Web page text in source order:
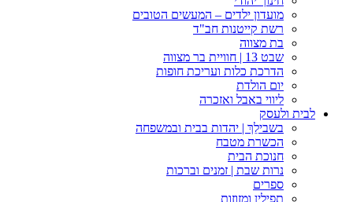
מועדון ילדים – המעשים הטובים
רשת קייטנות חב"ד
בת מצווה
שבט 13 | חוויית בר מצווה
הדרכת כלות ועריכת חופות​
יום הולדת
ליווי באבל ואזכרה
לבית ולעסק
בשבילֵךְ | יהדות בבית ובמשפחה
הכשרת מטבח
חנוכת הבית
נרות שבת | זמנים וברכות
ספרים
תפילין ומזוזות